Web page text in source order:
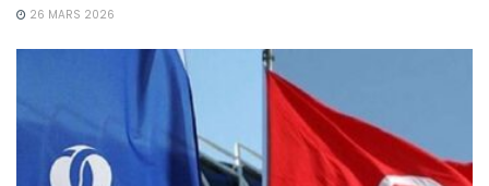
26 MARS 2026